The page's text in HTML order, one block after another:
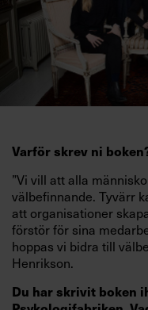
Varför skrev ni
”Vi vill att alla
välbefinnande. Tyvärr
att organisationer
förstör för sina
hoppas vi bidra till
Henrikson.
Du har skrivit boken